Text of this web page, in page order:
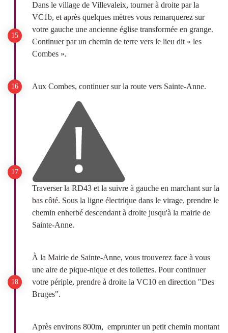
Dans le village de Villevaleix, tourner à droite par la
VC1b, et après quelques mètres vous remarquerez sur
votre gauche une ancienne église transformée en grange.
Continuer par un chemin de terre vers le lieu dit « les
Combes ».
Aux Combes, continuer sur la route vers Sainte-Anne.
Traverser la RD43 et la suivre à gauche en marchant sur la
bas côté. Sous la ligne électrique dans le virage, prendre le
chemin enherbé descendant à droite jusqu'à la mairie de
Sainte-Anne.
À la Mairie de Sainte-Anne, vous trouverez face à vous
une aire de pique-nique et des toilettes. Pour continuer
votre périple, prendre à droite la VC10 en direction "Des
Bruges".
Après environs 800m, emprunter un petit chemin montant